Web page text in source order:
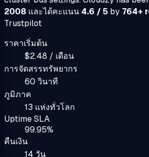
2008 และได้คะแนน 4.6 / 5 by 764+
Trustpilot
ราคาเริ่มต้น
$2.48 / เดือน
การจัดสรรทรัพยากร
60 วินาที
ภูมิภาค
13 แห่งทั่วโลก
Uptime SLA
99.95%
คืนเงิน
14 วัน